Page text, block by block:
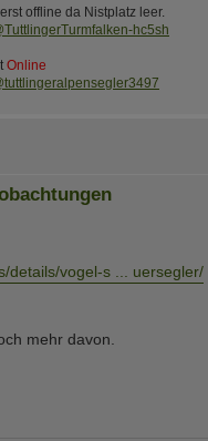
offline da Nistplatz leer.
hc5sh
Online
details/vogel-s ... uersegler/
mehr davon.